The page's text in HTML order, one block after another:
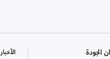
الجودة الأخبار